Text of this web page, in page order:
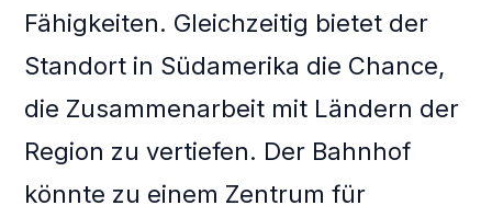
Fähigkeiten. Gleichzeitig bietet der
Standort in Südamerika die Chance,
die Zusammenarbeit mit Ländern der
Region zu vertiefen. Der Bahnhof
könnte zu einem Zentrum für